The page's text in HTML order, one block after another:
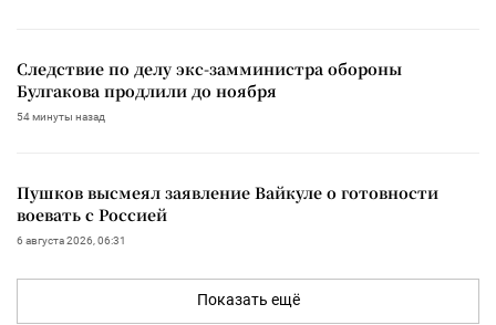
Следствие по делу экс-замминистра обороны
Булгакова продлили до ноября
54 минуты назад
Пушков высмеял заявление Вайкуле о готовности
воевать с Россией
6 августа 2026, 06:31
Показать ещё